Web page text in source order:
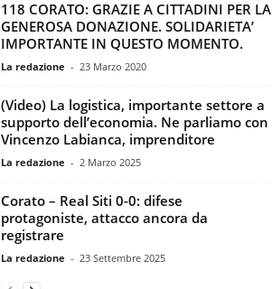
118 CORATO: GRAZIE A CITTADINI PER LA
GENEROSA DONAZIONE. SOLIDARIETA’
IMPORTANTE IN QUESTO MOMENTO.
La redazione - 23 Marzo 2020
(Video) La logistica, importante settore a
supporto dell’economia. Ne parliamo con
Vincenzo Labianca, imprenditore
La redazione - 2 Marzo 2025
Corato – Real Siti 0-0: difese
protagoniste, attacco ancora da
registrare
La redazione - 23 Settembre 2025